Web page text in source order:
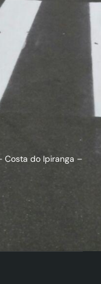
Costa do Ipiranga –